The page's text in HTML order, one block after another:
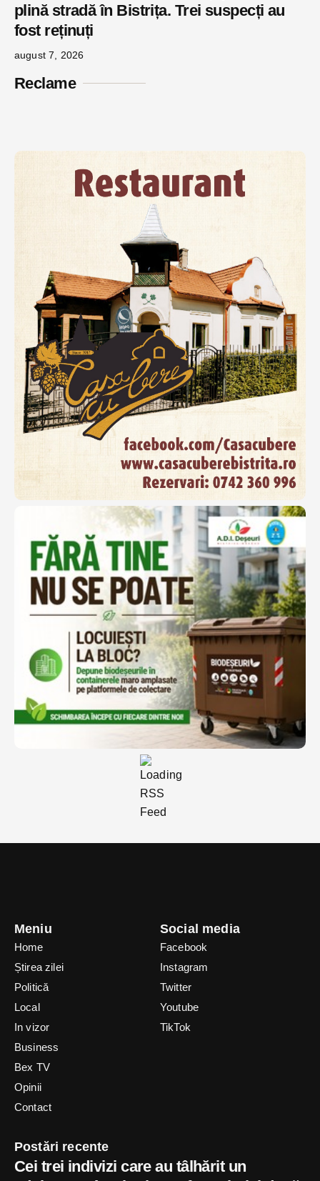
plină stradă în Bistrița. Trei suspecți au
fost reținuți
august 7, 2026
Reclame
Meniu
Home
Știrea zilei
Politică
Local
In vizor
Business
Bex TV
Opinii
Contact
Social media
Facebook
Instagram
Twitter
Youtube
TikTok
Postări recente
Cei trei indivizi care au tâlhărit un